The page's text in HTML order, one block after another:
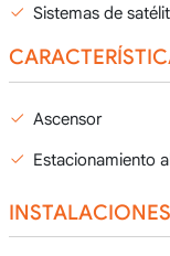
Sistemas de
Ascensor
Estacionamiento